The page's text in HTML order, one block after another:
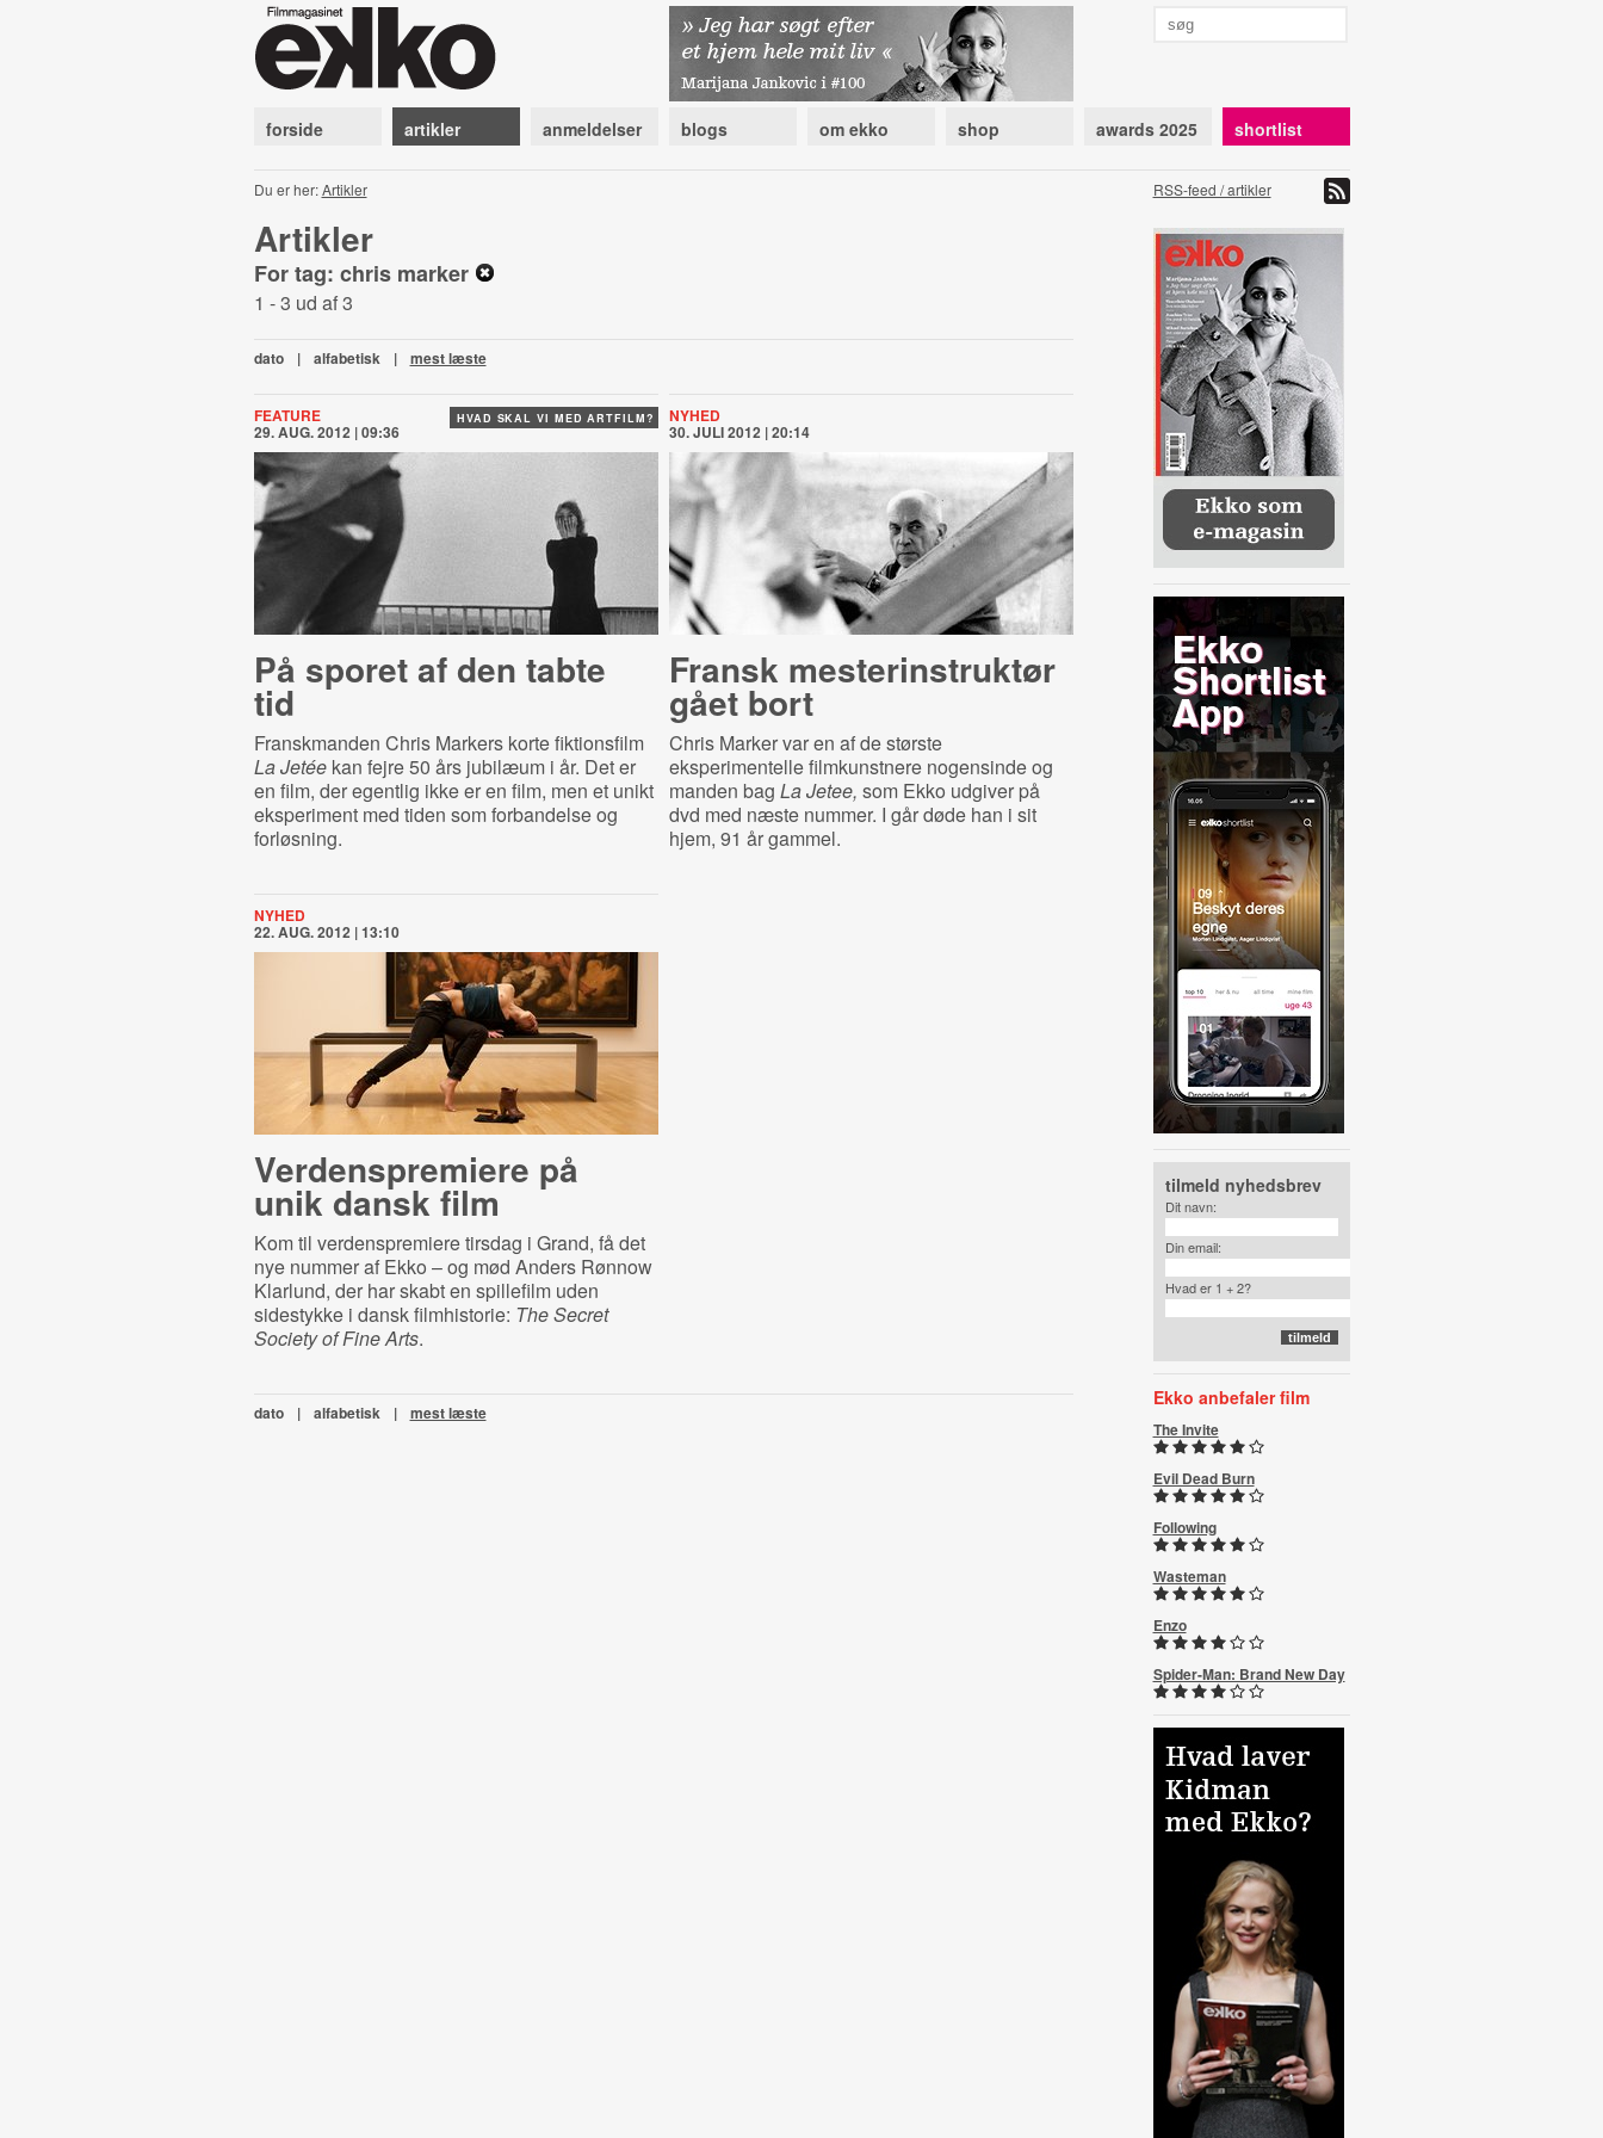
forside artikler anmeldelser blogs om ekko shop awards 2025 shortlist
Du er her:Artikler RSS-feed / artikler
Artikler
For tag: chris marker
1 - 3 ud af 3
dato | alfabetisk | mest læste
HVAD SKAL VI MED ARTFILM?
FEATURE
29. AUG. 2012 | 09:36
På sporet af den tabte
tid
Franskmanden Chris Markers korte fiktionsfilm
La Jetéekan fejre 50 års jubilæum i år. Det er
en film, der egentlig ikke er en film, men et unikt
eksperiment med tiden som forbandelse og
forløsning.
NYHED
30. JULI 2012 | 20:14
Fransk meste­rin­struk­tør
gået bort
Chris Marker var en af de største
eksperimentelle filmkunstnere nogensinde og
manden bag La Jetee, som Ekko udgiver på
dvd med næste nummer. I går døde han i sit
hjem, 91 år gammel.
NYHED
22. AUG. 2012 | 13:10
Ver­denspre­mi­e­re på
unik dansk film
Kom til verdenspremiere tirsdag i Grand, få det
nye nummer af Ekko – og mød Anders Rønnow
Klarlund, der har skabt en spillefilm uden
sidestykke i dansk filmhistorie: The Secret
Society of Fine Arts.
dato | alfabetisk | mest læste
tilmeld nyhedsbrev
Dit navn:
Din email:
Hvad er 1 + 2?
Ekko anbefaler film
The Invite
Evil Dead Burn
Following
Wasteman
Enzo
Spider-Man: Brand New Day